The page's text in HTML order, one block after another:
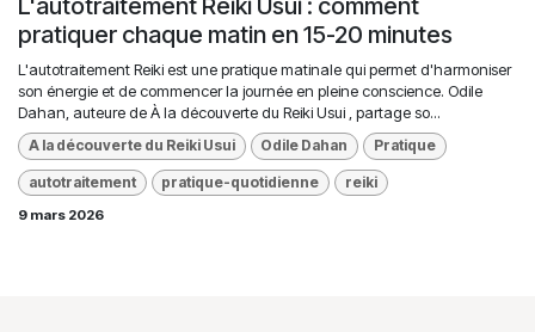
L'autotraitement Reiki Usui : comment
pratiquer chaque matin en 15-20 minutes
L'autotraitement Reiki est une pratique matinale qui permet d'harmoniser
son énergie et de commencer la journée en pleine conscience. Odile
Dahan, auteure de À la découverte du Reiki Usui , partage so...
A la découverte du Reiki Usui Odile Dahan Pratique
autotraitement pratique-quotidienne reiki
9 mars 2026